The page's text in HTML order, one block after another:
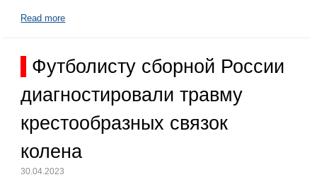
Read more
Футболисту сборной России
диагностировали травму
крестообразных связок
колена
30.04.2023